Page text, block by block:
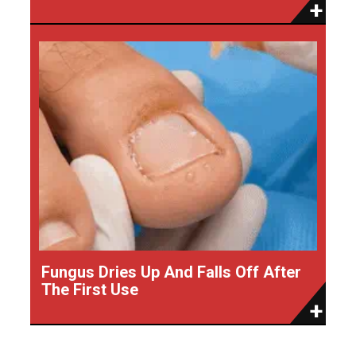
Fungus Dries Up And Falls Off After
The First Use